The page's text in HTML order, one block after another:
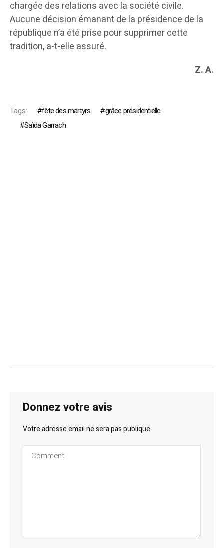
chargée des relations avec la société civile.
Aucune décision émanant de la présidence de la
république n’a été prise pour supprimer cette
tradition, a-t-elle assuré.
Z. A.
Tags: fête des martyrs
grâce présidentielle
Saïda Garrach
Donnez votre avis
Votre adresse email ne sera pas publique.